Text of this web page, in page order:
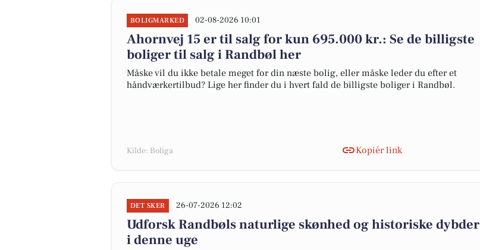
BOLIGMARKED 02-08-2026 10:01
Ahornvej 15 er til salg for kun 695.000 kr.: Se de billigste
boliger til salg i Randbøl her
Måske vil du ikke betale meget for din næste bolig, eller måske leder du efter et
håndværkertilbud? Lige her finder du i hvert fald de billigste boliger i Randbøl.
Kilde: Boliga Kopiér link
DET SKER 26-07-2026 12:02
Udforsk Randbøls naturlige skønhed og historiske dybder
i denne uge